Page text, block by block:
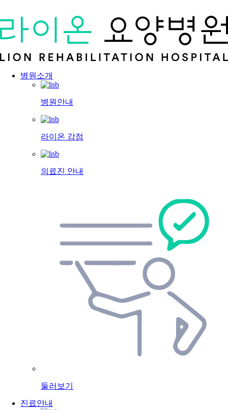
병원소개
병원안내
라이온 강점
의료진 안내
둘러보기
진료안내